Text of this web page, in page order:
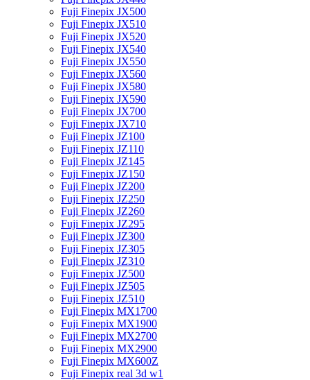
Fuji Finepix JX500
Fuji Finepix JX510
Fuji Finepix JX520
Fuji Finepix JX540
Fuji Finepix JX550
Fuji Finepix JX560
Fuji Finepix JX580
Fuji Finepix JX590
Fuji Finepix JX700
Fuji Finepix JX710
Fuji Finepix JZ100
Fuji Finepix JZ110
Fuji Finepix JZ145
Fuji Finepix JZ150
Fuji Finepix JZ200
Fuji Finepix JZ250
Fuji Finepix JZ260
Fuji Finepix JZ295
Fuji Finepix JZ300
Fuji Finepix JZ305
Fuji Finepix JZ310
Fuji Finepix JZ500
Fuji Finepix JZ505
Fuji Finepix JZ510
Fuji Finepix MX1700
Fuji Finepix MX1900
Fuji Finepix MX2700
Fuji Finepix MX2900
Fuji Finepix MX600Z
Fuji Finepix real 3d w1